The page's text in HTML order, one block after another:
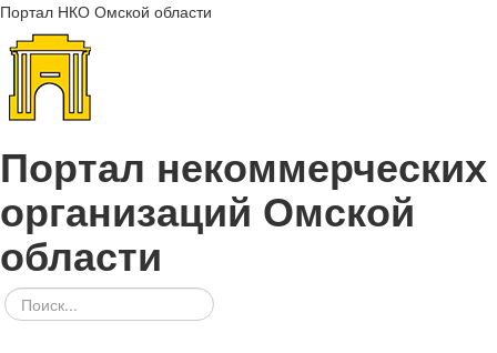
Портал НКО Омской области
Портал некоммерческих
организаций Омской
области